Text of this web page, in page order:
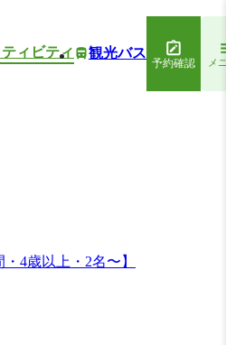
ィビティ 観光バス
予約確認 メ
4歳以上・2名〜】